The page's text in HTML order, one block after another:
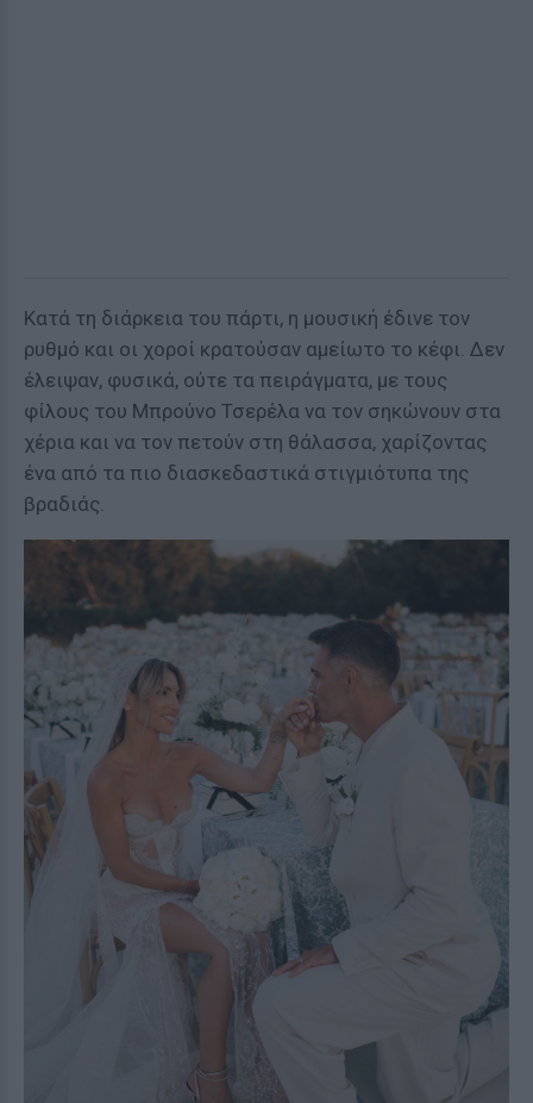
Κατά τη διάρκεια του πάρτι, η μουσική έδινε τον
ρυθμό και οι χοροί κρατούσαν αμείωτο το κέφι. Δεν
έλειψαν, φυσικά, ούτε τα πειράγματα, με τους
φίλους του Μπρούνο Τσερέλα να τον σηκώνουν στα
χέρια και να τον πετούν στη θάλασσα, χαρίζοντας
ένα από τα πιο διασκεδαστικά στιγμιότυπα της
βραδιάς.